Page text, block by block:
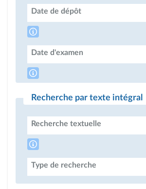
Date de dépôt
Date d'examen
Recherche par texte intégral
Recherche textuelle
Type de recherche